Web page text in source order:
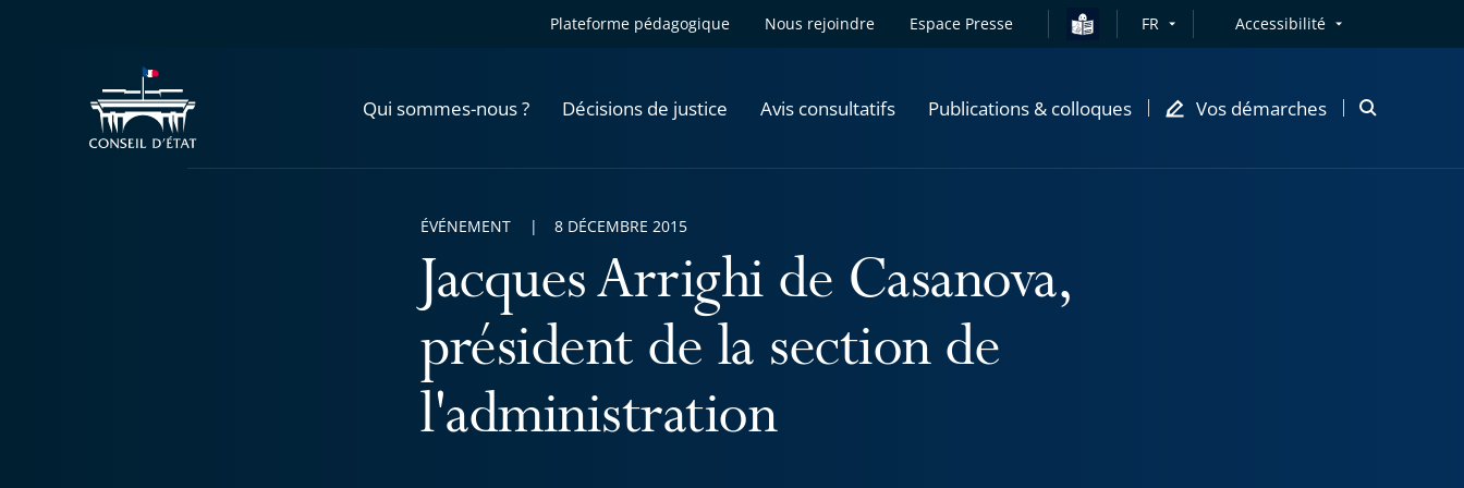
Plateforme pédagogique Nous rejoindre Espace Presse FR Accessibilité
Qui sommes-nous ? Décisions de justice Avis consultatifs Publications & colloques Vos démarches
Ouvrir
Jacques Arrighi de Casanova,
président de la section de
l'administration
ÉVÉNEMENT 8 DÉCEMBRE 2015